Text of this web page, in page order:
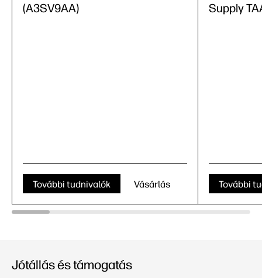
(A3SV9AA)
További tudnivalók Vásárlás
Supply
További
Jótállás és támogatás